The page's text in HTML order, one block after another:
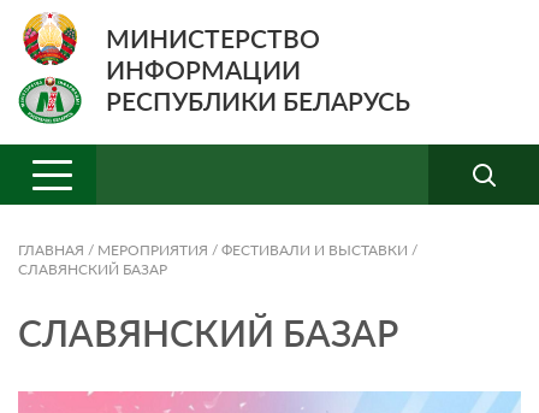
МИНИСТЕРСТВО
ИНФОРМАЦИИ
РЕСПУБЛИКИ БЕЛАРУСЬ
ГЛАВНАЯ / МЕРОПРИЯТИЯ / ФЕСТИВАЛИ И ВЫСТАВКИ /
СЛАВЯНСКИЙ БАЗАР
СЛАВЯНСКИЙ БАЗАР